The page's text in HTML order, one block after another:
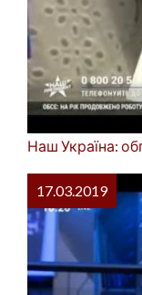
Наш Україна:
17.03.2019